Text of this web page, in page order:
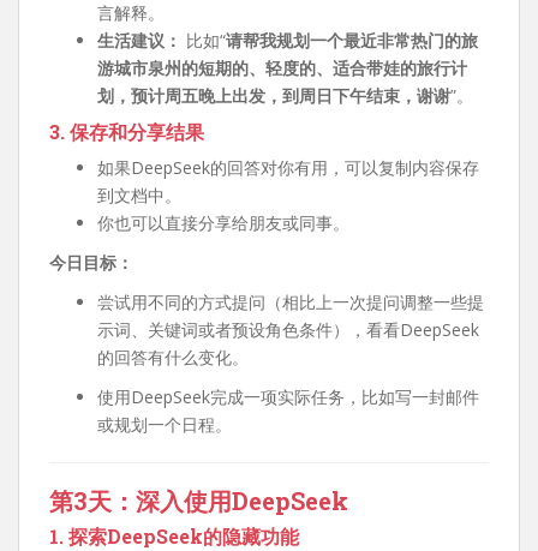
言解释。
生活建议： 比如“请帮我规划一个最近非常热门的旅
游城市泉州的短期的、轻度的、适合带娃的旅行计
划，预计周五晚上出发，到周日下午结束，谢谢”。
3. 保存和分享结果
如果DeepSeek的回答对你有用，可以复制内容保存
到文档中。
你也可以直接分享给朋友或同事。
今日目标：
尝试用不同的方式提问（相比上一次提问调整一些提
示词、关键词或者预设角色条件），看看DeepSeek
的回答有什么变化。
使用DeepSeek完成一项实际任务，比如写一封邮件
或规划一个日程。
第3天：深入使用DeepSeek
1. 探索DeepSeek的隐藏功能